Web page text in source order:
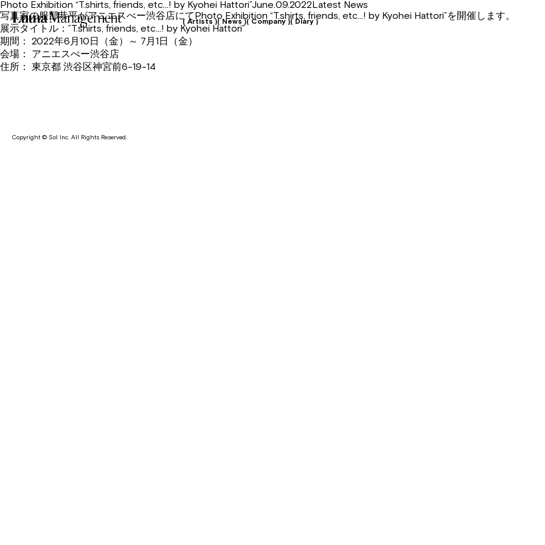
( Artists )( News )( Company )( Diary )
Photo Exhibition “T.shirts, friends, etc…! by Kyohei Hattori”June.09.2022Latest News
写真家の服部恭平がアニエスべー渋谷店にてPhoto Exhibition “T.shirts, friends, etc…! by Kyohei Hattori”を開催します。
展示タイトル：”T.shirts, friends, etc…! by Kyohei Hattori”
期間： 2022年6月10日（金）～ 7月1日（金）
会場： アニエスべー渋谷店
住所： 東京都 渋谷区神宮前6-19-14
Copyright © Sol Inc. All Rights Reserved.